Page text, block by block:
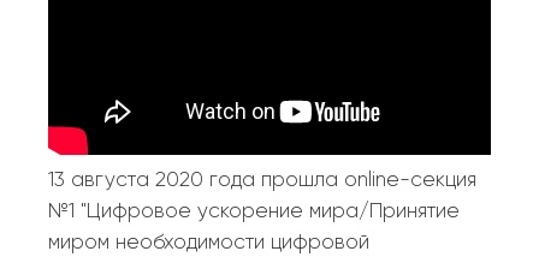
13 августа 2020 года прошла online-секция
№1 "Цифровое ускорение мира/Принятие
миром необходимости цифровой